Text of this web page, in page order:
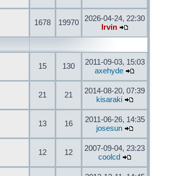
1678 19970
2026-04-24, 22:30
Irvin
15 130
2011-09-03, 15:03
axehyde
21 21
2014-08-20, 07:39
kisaraki
13 16
2011-06-26, 14:35
josesun
12 12
2007-09-04, 23:23
coolcd